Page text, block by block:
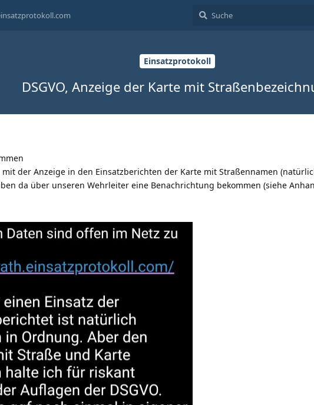
Einsatzprotokoll
DSGVO, Anzeige der Karte mit
der Anzeige in den Einsatzberichten der Karte mit Straßennamen
da über unseren Wehrleiter eine Benachrichtung bekommen (siehe